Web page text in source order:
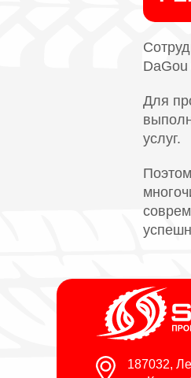
Для
услуг.
187032,